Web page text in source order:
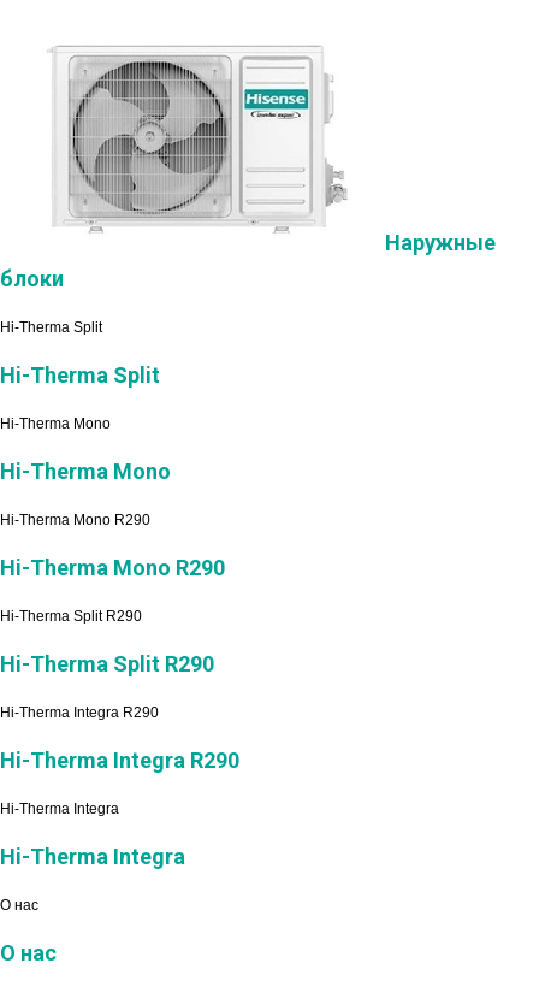
Наружные
блоки
Hi-Therma Split
Hi-Therma Split
Hi-Therma Mono
Hi-Therma Mono
Hi-Therma Mono R290
Hi-Therma Mono R290
Hi-Therma Split R290
Hi-Therma Split R290
Hi-Therma Integra R290
Hi-Therma Integra R290
Hi-Therma Integra
Hi-Therma Integra
О нас
О нас